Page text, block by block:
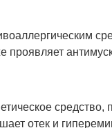
проявляет
отек и